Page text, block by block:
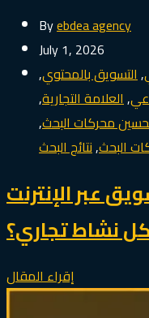
Byebdea agency
July 1, 2026
,التسويق بالمحتوي,
,العلامة التجارية,
محركات البحث,
البحث,نتائج البحث
عبر الإنترنت
نشاط تجاري؟
إقراء المقال